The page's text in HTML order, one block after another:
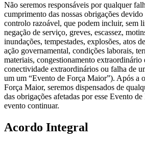
Não seremos responsáveis por qualquer
cumprimento das nossas obrigações
controlo razoável, que podem incluir, sem
negação de serviço, greves, escassez,
inundações, tempestades, explosões, atos
ação governamental, condições laborais,
materiais, congestionamento
conectividade extraordinários ou falha de
um um “Evento de Força Maior”). Após a
Força Maior, seremos dispensados de
das obrigações afetadas por esse Evento
evento continuar.
Acordo Integral